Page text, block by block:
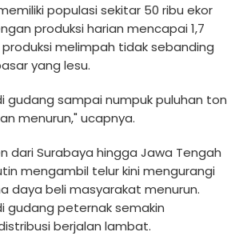
populasi sekitar 50 ribu ekor
produksi harian mencapai 1,7
melimpah tidak sebanding
yang lesu.
gudang sampai numpuk puluhan ton
menurun," ucapnya.
dari Surabaya hingga Jawa Tengah
mengambil telur kini mengurangi
daya beli masyarakat menurun.
gudang peternak semakin
berjalan lambat.